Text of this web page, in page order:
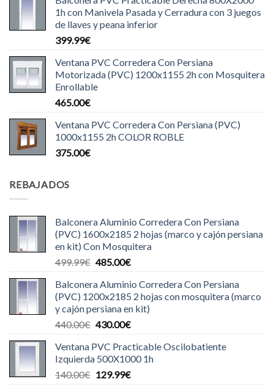
1h con Manivela Pasada y Cerradura con 3 juegos
de llaves y peana inferior
399.99€
Ventana PVC Corredera Con Persiana
Motorizada (PVC) 1200x1155 2h con Mosquitera
Enrollable
465.00€
Ventana PVC Corredera Con Persiana (PVC)
1000x1155 2h COLOR ROBLE
375.00€
REBAJADOS
Balconera Aluminio Corredera Con Persiana
(PVC) 1600x2185 2 hojas (marco y cajón persiana
en kit) Con Mosquitera
499.99€ El
original
era:
499.99€.
485.00€El
actual
es:
485.00€.
Balconera Aluminio Corredera Con Persiana
(PVC) 1200x2185 2 hojas con mosquitera (marco
y cajón persiana en kit)
440.00€ El
original
era:
440.00€.
430.00€El
actual
es:
430.00€.
Ventana PVC Practicable Oscilobatiente
Izquierda 500X1000 1h
140.00€ El
129.99€El